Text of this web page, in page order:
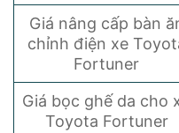
Giá nâng cấp bàn
chỉnh điện xe
Fortuner
Giá bọc ghế da cho
Toyota Fortuner